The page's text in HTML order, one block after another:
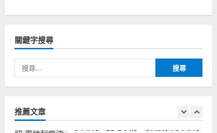
關鍵字搜尋
尋
關
字:
推薦文章
1
台灣餐飲在全球 國外時事
2024-02-06
台灣餐飲在全球 尚未分類
奧地利人愛喝珍奶、波霸奶茶奧地利